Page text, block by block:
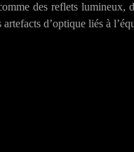
des reflets lumineux,
artefacts d’optique liés à